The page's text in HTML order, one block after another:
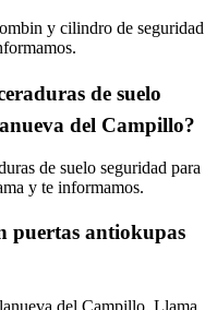
y cilindro de seguridad
de suelo
del Campillo?
de suelo seguridad para
y te informamos.
puertas antiokupas
del Campillo. Llama